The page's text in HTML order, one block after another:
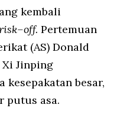
kembali
Pertemuan
(AS) Donald
Jinping
kesepakatan besar,
putus asa.